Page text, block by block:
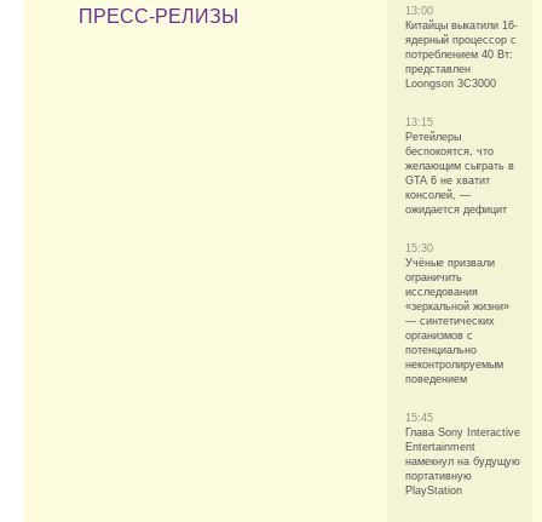
ПРЕСС-РЕЛИЗЫ
13:00
Китайцы выкатили 16-
ядерный процессор с
потреблением 40 Вт:
представлен
Loongson 3C3000
13:15
Ретейлеры
беспокоятся, что
желающим сыграть в
GTA 6 не хватит
консолей, —
ожидается дефицит
15:30
Учёные призвали
ограничить
исследования
«зеркальной жизни»
— синтетических
организмов с
потенциально
неконтролируемым
поведением
15:45
Глава Sony Interactive
Entertainment
намекнул на будущую
портативную
PlayStation